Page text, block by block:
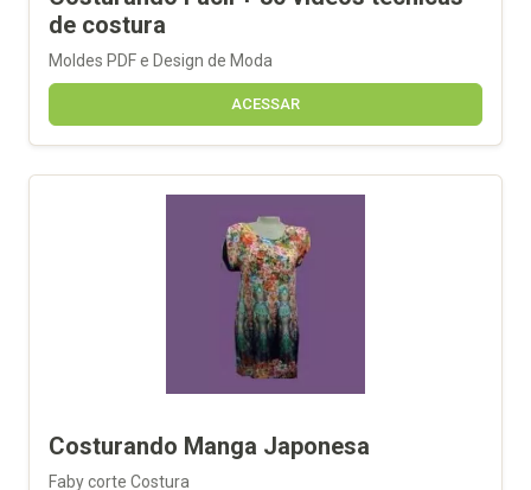
de costura
Moldes PDF e Design de Moda
ACESSAR
Costurando Manga Japonesa
Faby corte Costura